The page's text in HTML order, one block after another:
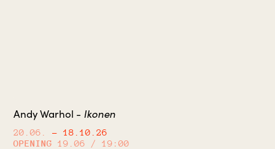
Andy Warhol - Ikonen
20.06.
– 18.10.26
OPENING
19.06 / 19:00